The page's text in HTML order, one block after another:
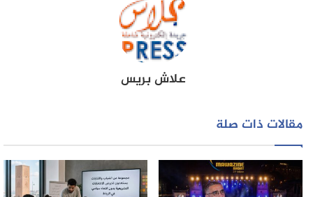
علاش بريس
مقالات ذات صلة